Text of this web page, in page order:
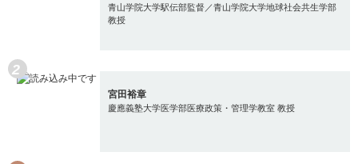
青山学院大学駅伝部監督／青山学院大学地球社会共生学部
教授
宮田裕章
慶應義塾大学医学部医療政策・管理学教室 教授